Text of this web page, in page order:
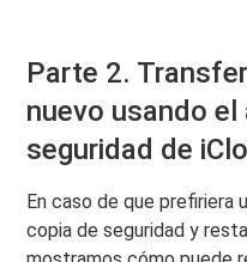
Parte 2.
nuevo usando
seguridad de
En caso de que prefiriera
copia de seguridad y